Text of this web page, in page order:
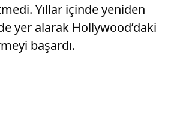
Yıllar içinde yeniden
yer alarak Hollywood’daki
başardı.